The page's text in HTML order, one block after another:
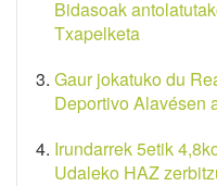
Bidasoak
Txapelketa
Gaur jokatuko du
Deportivo Alavésen
Irundarrek 5etik
Udaleko HAZ